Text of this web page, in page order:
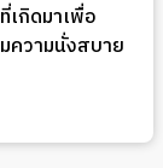
เกิดมาเพื่อ
ความนั่งสบาย